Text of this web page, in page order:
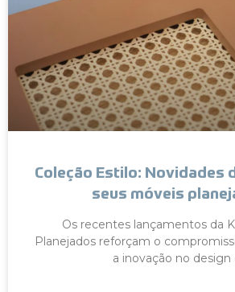
Coleção Estilo: Novidades
seus móveis
Os recentes lançamentos da
Planejados reforçam o
a inovação no design